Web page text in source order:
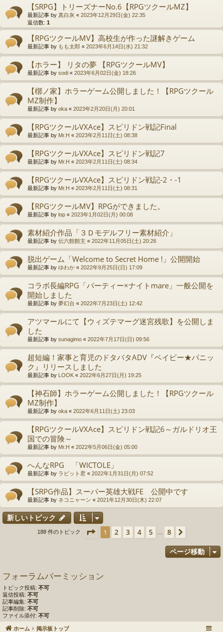
【SRPG】トリーズナーNo.6【RPGツクールMZ】
最新記事 by 真白灰 « 2023年12月29日(金) 22:35
返信数: 1
【RPGツクールMV】高校生が作った謎解きゲーム
最新記事 by もも太郎 « 2023年6月14日(水) 21:32
【ホラー】 リタの夢 【RPGツクールMV】
最新記事 by sodi « 2023年6月02日(金) 18:26
【槨ノ家】ホラーゲーム公開しました！【RPGツクール
MZ制作】
最新記事 by oka « 2023年2月20日(月) 20:01
【RPGツクールVXAce】スピリドン戦記Final
最新記事 by Mr.H « 2023年2月11日(土) 08:38
【RPGツクールVXAce】スピリドン戦記7
最新記事 by Mr.H « 2023年2月11日(土) 08:34
【RPGツクールVXAce】スピリドン戦記-2・-1
最新記事 by Mr.H « 2023年2月11日(土) 08:31
【RPGツクールMV】RPGができました。
最新記事 by lop « 2023年1月02日(月) 00:08
素材紹介作品「３Ｄモデルフリー素材紹介」
最新記事 by 伝六館館主 « 2022年11月05日(土) 20:26
脱出ゲーム「Welcome to Secret Home !」公開開始
最新記事 by ゆわか « 2022年9月25日(日) 17:09
コラボ長編RPG「パーティー×ナイトmare」一般公開を
開始しました
最新記事 by 夢幻台 « 2022年7月23日(土) 12:42
アツマールにて【ウィズテマーグ迷宮残歌】を公開しま
した
最新記事 by sunagimo « 2022年7月17日(日) 09:56
超短編！家事と育児のドタバタADV『ベイビー★パニッ
ク』リリースしました
最新記事 by LOOK « 2022年6月27日(月) 19:25
【神石師】ホラーゲーム公開しました！【RPGツクール
MZ制作】
最新記事 by oka « 2022年6月11日(土) 23:03
【RPGツクールVXAce】スピリドン戦記6～ガルドリオ王
国での冒険～
最新記事 by Mr.H « 2022年5月06日(金) 05:00
へんなRPG 「WICTOLE」
最新記事 by ラビット君 « 2022年1月31日(月) 07:52
【SRPG作品】スーパー英雄大戦FE 公開中です
最新記事 by ネコニャーン « 2021年12月30日(木) 22:07
新しいトピック
188 件のトピック ページ ／
1 2 3 4 5 8
ページ移動
フォーラムパーミッション
トピック投稿: 不可
返信投稿: 不可
記事編集: 不可
記事削除: 不可
ファイル添付: 不可
ホーム 掲示板トップ